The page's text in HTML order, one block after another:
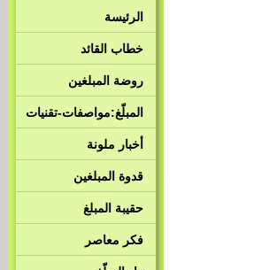
الرئيسة
خطاب القائد
روضة المبلغين
المبلّغ:مواصفات-تقنيات
أخبار ملونة
قدوة المبلغين
حقيبة المبلغ
فكر معاصر